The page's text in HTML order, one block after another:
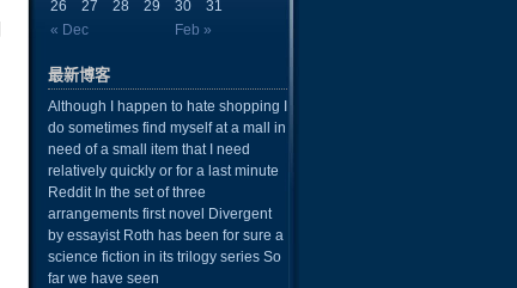
« Dec Feb »
26
27 28 29 30 31
最新博客
Although I happen to hate shopping I
do sometimes find myself at a mall in
need of a small item that I need
relatively quickly or for a last minute
Reddit In the set of three
arrangements first novel Divergent
by essayist Roth has been for sure a
science fiction in its trilogy series So
far we have seen